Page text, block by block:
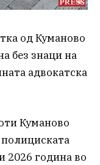
од Куманово
без знаци на
адвокатска
Куманово
2026 година во